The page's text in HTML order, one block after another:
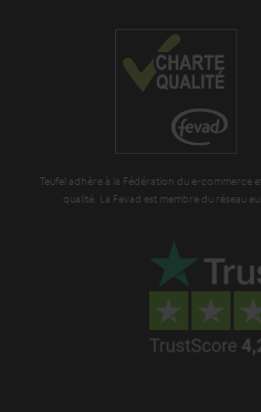
n
Teufel adhère à la Fédération du e-commerce
qualité. La Fevad est membre du réseau